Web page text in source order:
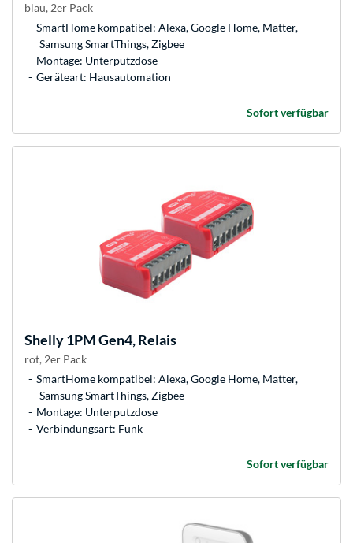
blau, 2er Pack
SmartHome kompatibel: Alexa, Google Home, Matter,
Samsung SmartThings, Zigbee
Montage: Unterputzdose
Geräteart: Hausautomation
Sofort verfügbar
Shelly1PM Gen4, Relais
rot, 2er Pack
SmartHome kompatibel: Alexa, Google Home, Matter,
Samsung SmartThings, Zigbee
Montage: Unterputzdose
Verbindungsart: Funk
Sofort verfügbar